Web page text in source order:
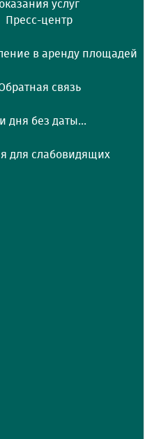
оказания услуг
Пресс-центр
в аренду площадей
связь
дня без даты...
для слабовидящих